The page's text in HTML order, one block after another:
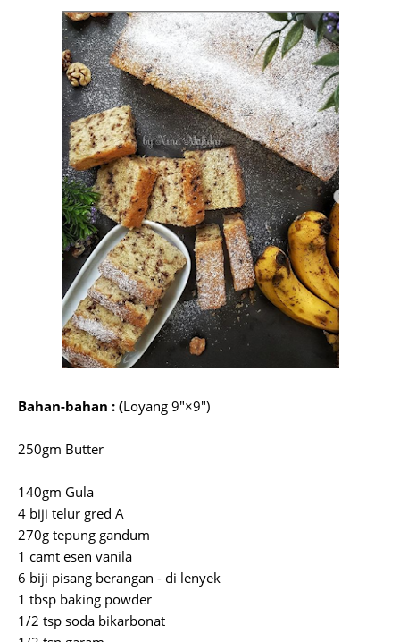
Bahan-bahan : (Loyang 9"×9")
250gm Butter
140gm Gula
4 biji telur gred A
270g tepung gandum
1 camt esen vanila
6 biji pisang berangan - di lenyek
1 tbsp baking powder
1/2 tsp soda bikarbonat